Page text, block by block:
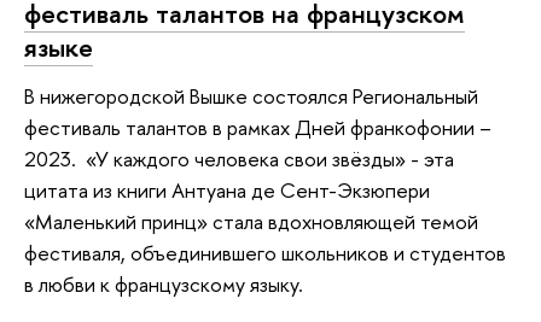
фестиваль талантов на французском
языке
В нижегородской Вышке состоялся Региональный
фестиваль талантов в рамках Дней франкофонии –
2023. «У каждого человека свои звёзды» - эта
цитата из книги Антуанa де Сент-Экзюпери
«Маленький принц» стала вдохновляющей темой
фестиваля, объединившего школьников и студентов
в любви к французскому языку.